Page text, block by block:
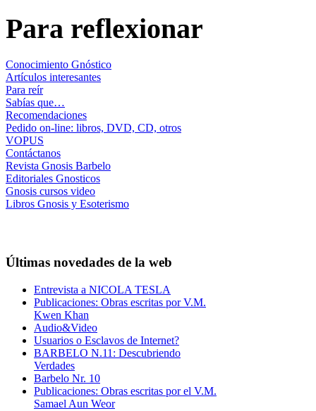
Para reflexionar
Conocimiento Gnóstico
Artículos interesantes
Para reír
Sabías que…
Recomendaciones
Pedido on-line: libros, DVD, CD, otros
VOPUS
Contáctanos
Revista Gnosis Barbelo
Editoriales Gnosticos
Gnosis cursos video
Libros Gnosis y Esoterismo
Últimas novedades de la web
Entrevista a NICOLA TESLA
Publicaciones: Obras escritas por V.M.
Kwen Khan
Audio&Video
Usuarios o Esclavos de Internet?
BARBELO N.11: Descubriendo
Verdades
Barbelo Nr. 10
Publicaciones: Obras escritas por el V.M.
Samael Aun Weor